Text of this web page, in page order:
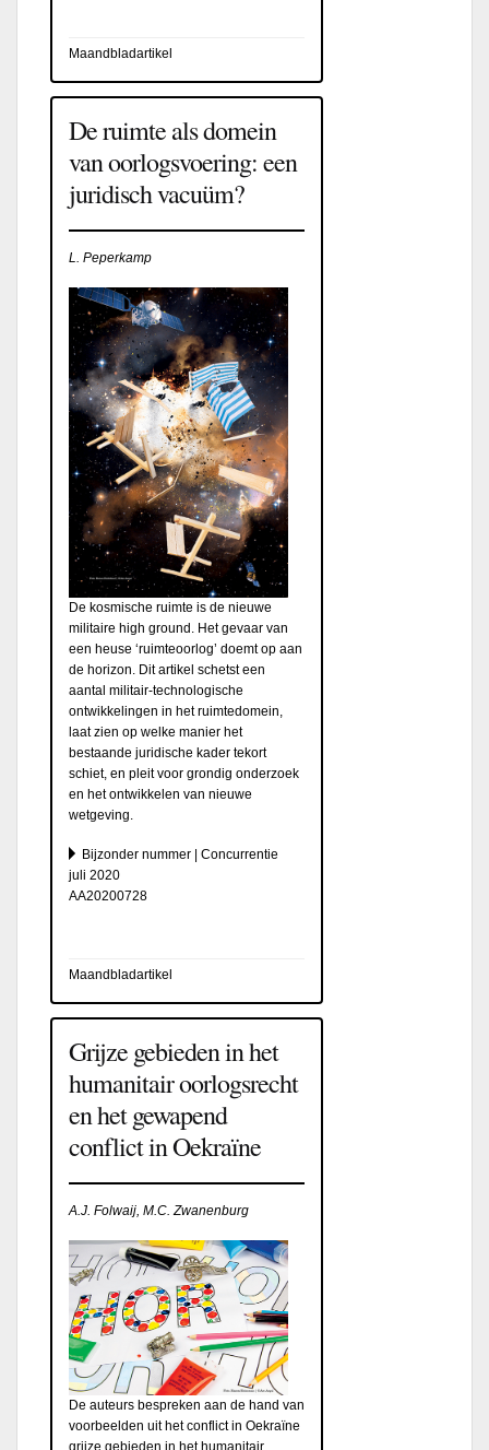
Maandbladartikel
De ruimte als domein
van oorlogsvoering: een
juridisch vacuüm?
L. Peperkamp
De kosmische ruimte is de nieuwe
militaire high ground. Het gevaar van
een heuse ‘ruimteoorlog’ doemt op aan
de horizon. Dit artikel schetst een
aantal militair-technologische
ontwikkelingen in het ruimtedomein,
laat zien op welke manier het
bestaande juridische kader tekort
schiet, en pleit voor grondig onderzoek
en het ontwikkelen van nieuwe
wetgeving.
Bijzonder nummer | Concurrentie
juli 2020
AA20200728
Maandbladartikel
Grijze gebieden in het
humanitair oorlogsrecht
en het gewapend
conflict in Oekraïne
A.J. Folwaij, M.C. Zwanenburg
De auteurs bespreken aan de hand van
voorbeelden uit het conflict in Oekraïne
grijze gebieden in het humanitair